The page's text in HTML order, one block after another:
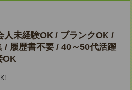
人未経験OK / ブランクOK /
/ 履歴書不要 / 40～50代活躍
OK